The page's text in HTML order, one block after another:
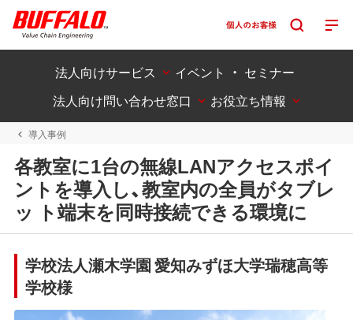
法人向けサービス
イベント ・ セミナー
法人向け問い合わせ窓口
お役立ち情報
導入事例
各教室に1台の無線LANアクセスポイ
ントを導入し、教室内の全員がタブレ
ッ ト端末を同時接続できる環境に
学校法人瀬木学園 愛知みずほ大学瑞穂高等
学校様